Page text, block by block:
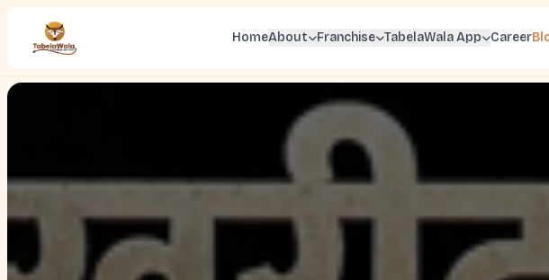
HomeAbout Franchise TabelaWala App Career